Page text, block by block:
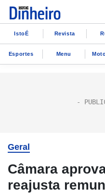
IstoÉ Revista
Esportes Menu
Geral
Câmara
reajusta